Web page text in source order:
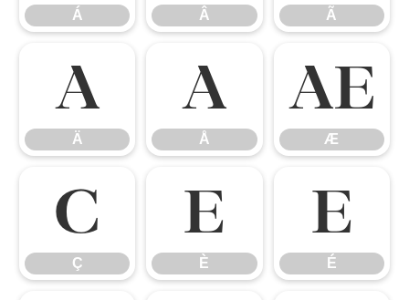
Á Â Ã
Ä
Ä
Å
Å
Æ
Æ
Ç
Ç
È
È
É
É